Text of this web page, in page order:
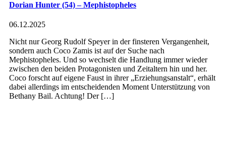
Dorian Hunter (54) – Mephistopheles
06.12.2025
Nicht nur Georg Rudolf Speyer in der finsteren Vergangenheit,
sondern auch Coco Zamis ist auf der Suche nach
Mephistopheles. Und so wechselt die Handlung immer wieder
zwischen den beiden Protagonisten und Zeitaltern hin und her.
Coco forscht auf eigene Faust in ihrer „Erziehungsanstalt“, erhält
dabei allerdings im entscheidenden Moment Unterstützung von
Bethany Bail. Achtung! Der […]